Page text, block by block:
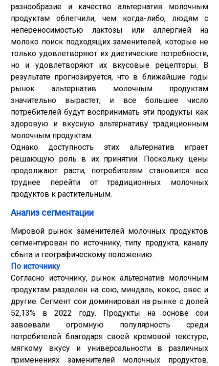
разнообразие и качество альтернатив молочным
продуктам облегчили, чем когда-либо, людям с
непереносимостью лактозы или аллергией на
молоко поиск подходящих заменителей, которые не
только удовлетворяют их диетические потребности,
но и удовлетворяют их вкусовые рецепторы. В
результате прогнозируется, что в ближайшие годы
рынок альтернатив молочным продуктам
значительно вырастет, и все большее число
потребителей будут воспринимать эти продукты как
здоровую и вкусную альтернативу традиционным
молочным продуктам.
Однако доступность этих альтернатив играет
решающую роль в их принятии. Поскольку цены
продолжают расти, потребителям становится все
труднее перейти от традиционных молочных
продуктов к растительным.
Анализ сегментации
Мировой рынок заменителей молочных продуктов
сегментирован по источнику, типу продукта, каналу
сбыта и географическому положению.
По источнику
Согласно источнику, рынок альтернатив молочным
продуктам разделен на сою, миндаль, кокос, овес и
другие. Сегмент сои доминировал на рынке с долей
52,13% в 2022 году. Продукты на основе сои
завоевали огромную популярность среди
потребителей благодаря своей кремовой текстуре,
мягкому вкусу и универсальности в различных
применениях заменителей молочных продуктов.